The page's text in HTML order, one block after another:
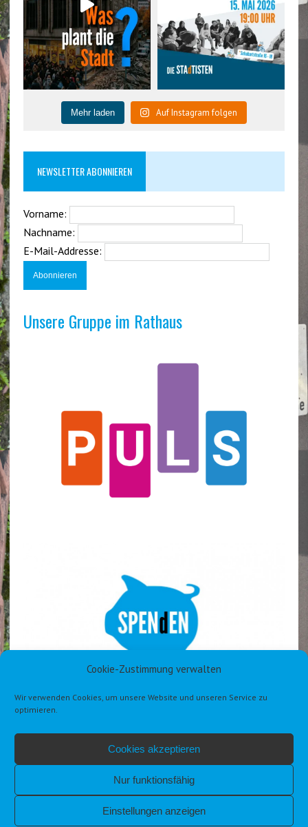
Cookie-Zustimmung verwalten
Wir verwenden Cookies, um unsere Website und unseren Service zu
optimieren.
Cookies akzeptieren
Nur funktionsfähig
Einstellungen anzeigen
Mehr laden Auf Instagram folgen
NEWSLETTER ABONNIEREN
Vorname:
Nachname:
E-Mail-Addresse:
Unsere Gruppe im Rathaus
DATENSCHUTZERKLÄRUNG DSGVO